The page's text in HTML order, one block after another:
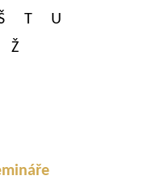
T
U
Ž